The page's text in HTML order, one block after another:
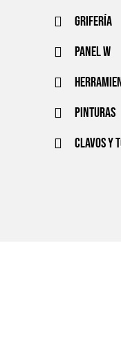
Grifería
Panel w
Pinturas
Clavos